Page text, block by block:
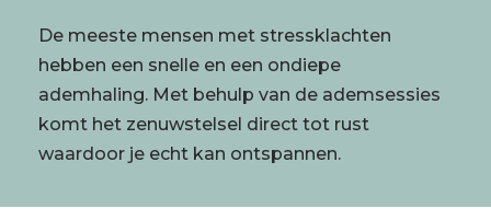
De meeste mensen met stressklachten
hebben een snelle en een ondiepe
ademhaling. Met behulp van de ademsessies
komt het zenuwstelsel direct tot rust
waardoor je echt kan ontspannen.